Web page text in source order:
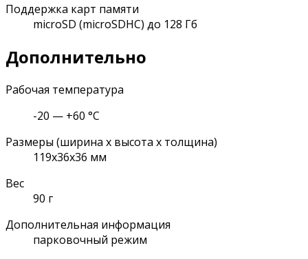
Поддержка карт памяти
microSD (microSDHC) до 128 Гб
Дополнительно
Рабочая температура
-20 — +60 °C
Размеры (ширина x высота x толщина)
119x36x36 мм
Вес
90 г
Дополнительная информация
парковочный режим